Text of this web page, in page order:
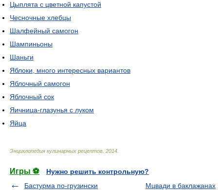
Цыплята с цветной капустой
Чесночные хлебцы
Шалфейный самогон
Шампиньоны
Шаньги
Яблоки, много интересных вариантов
Яблочный самогон
Яблочный сок
Яичница-глазунья с луком
Яйца
Энциклопедия кулинарных рецептов 2014
Игры ⚽
Нужно решить контрольную?
Бастурма по-грузински
Мцвади в баклажанах